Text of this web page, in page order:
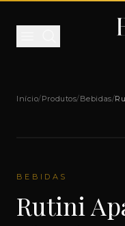
Início/Produtos/Bebidas/
BEBIDAS
Rutini